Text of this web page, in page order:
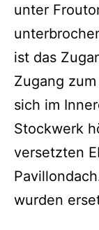
unter
ist das
Zugang
sich im
Stockwerk
versetzten
wurden